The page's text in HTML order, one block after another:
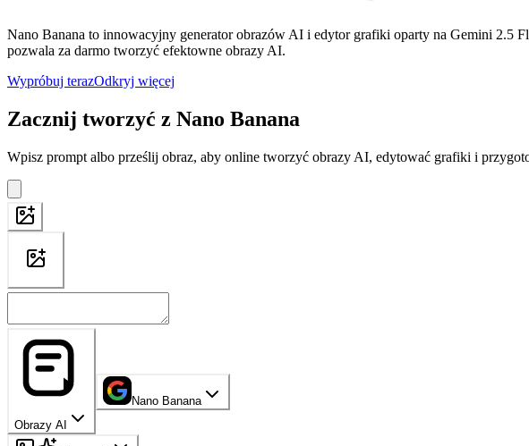
Nano Banana to innowacyjny generator obrazów AI i edytor grafiki oparty na Gemini 2.5
pozwala za darmo tworzyć efektowne obrazy AI.
Wypróbuj terazOdkryj więcej
Zacznij tworzyć z Nano Banana
Wpisz prompt albo prześlij obraz, aby online tworzyć obrazy AI, edytować grafiki i
Obrazy AI
Nano Banana